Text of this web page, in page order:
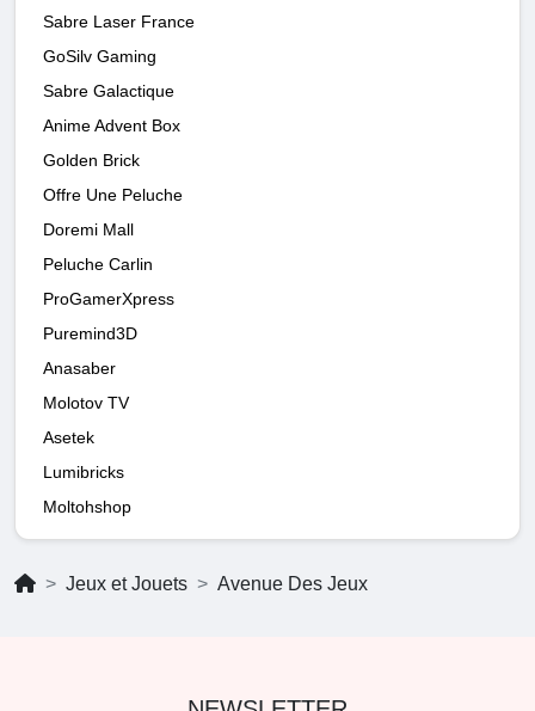
Sabre Laser France
GoSilv Gaming
Sabre Galactique
Anime Advent Box
Golden Brick
Offre Une Peluche
Doremi Mall
Peluche Carlin
ProGamerXpress
Puremind3D
Anasaber
Molotov TV
Asetek
Lumibricks
Moltohshop
Jeux et Jouets Avenue Des Jeux